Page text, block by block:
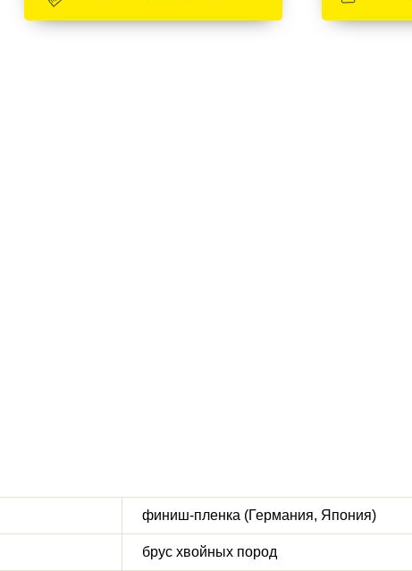
финиш-пленка (Германия, Япония)
брус хвойных пород